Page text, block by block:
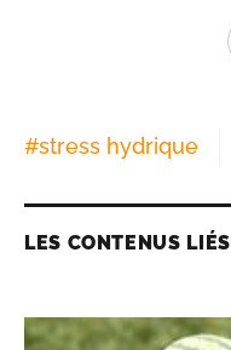
#stress hydrique
LES CONTENUS LIÉS